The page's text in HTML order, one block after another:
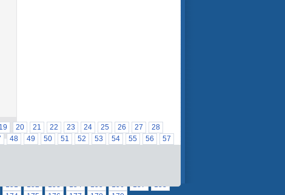
19 20 21 22 23 24 25 26 27
28
48 49 50 51 52 53 54 55 56
57
151 152 153 154 155 156 157
158